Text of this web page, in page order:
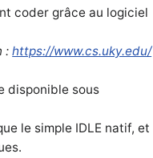
coder grâce au logiciel
:https://www.cs.uky.edu/
disponible sous
le simple IDLE natif, et